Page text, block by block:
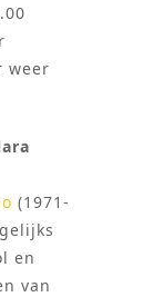
weer
(1971-
en
van